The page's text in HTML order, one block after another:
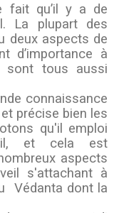
qu’il y a de
La plupart des
deux aspects de
d’importance à
sont tous aussi
connaissance
précise bien les
qu'il emploi
et cela est
aspects
s'attachant à
Védanta dont la